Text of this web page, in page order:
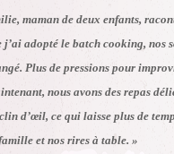
maman de deux enfants,
j’ai adopté le batch cooking, nos
Plus de pressions pour
nous avons des repas
d’œil, ce qui laisse plus de
et nos rires à table. »